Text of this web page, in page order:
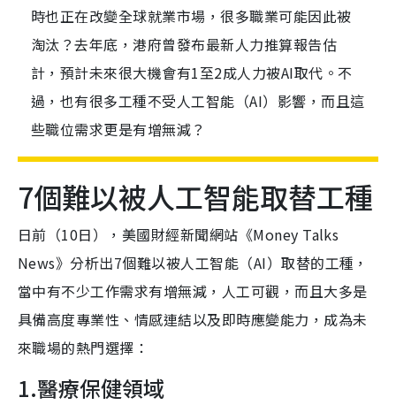
時也正在改變全球就業市場，很多職業可能因此被
淘汰？去年底，港府曾發布最新人力推算報告估
計，預計未來很大機會有1至2成人力被AI取代。不
過，也有很多工種不受人工智能（AI）影響，而且這
些職位需求更是有增無減？
7個難以被人工智能取替工種
日前（10日），美國財經新聞網站《Money Talks
News》分析出7個難以被人工智能（AI）取替的工種，
當中有不少工作需求有增無減，人工可觀，而且大多是
具備高度專業性、情感連結以及即時應變能力，成為未
來職場的熱門選擇：
1.醫療保健領域